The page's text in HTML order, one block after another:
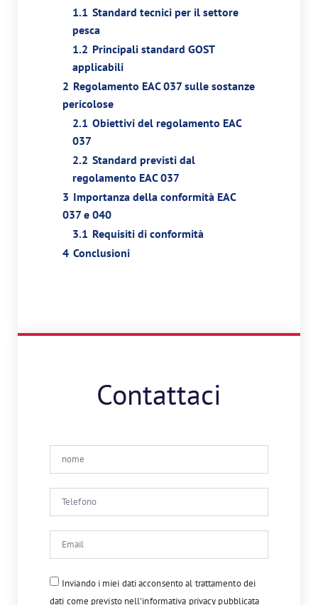
1.1 Standard tecnici per il settore
pesca
1.2 Principali standard GOST
applicabili
2 Regolamento EAC 037 sulle sostanze
pericolose
2.1 Obiettivi del regolamento EAC
037
2.2 Standard previsti dal
regolamento EAC 037
3 Importanza della conformità EAC
037 e 040
3.1 Requisiti di conformità
4 Conclusioni
Contattaci
Inviando i miei dati acconsento al trattamento dei
dati come previsto nell'informativa privacy pubblicata